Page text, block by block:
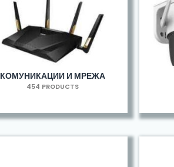
КОМУНИКАЦИИ И МРЕЖА
454 PRODUCTS